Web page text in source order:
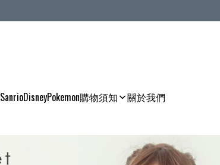
SanrioDisneyPokemon購物須知 關於我們